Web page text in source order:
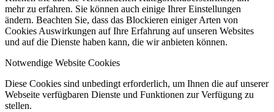
mehr zu erfahren. Sie können auch einige Ihrer Einstellungen
ändern. Beachten Sie, dass das Blockieren einiger Arten von
Cookies Auswirkungen auf Ihre Erfahrung auf unseren Websites
und auf die Dienste haben kann, die wir anbieten können.
Notwendige Website Cookies
Diese Cookies sind unbedingt erforderlich, um Ihnen die auf unserer
Webseite verfügbaren Dienste und Funktionen zur Verfügung zu
stellen.